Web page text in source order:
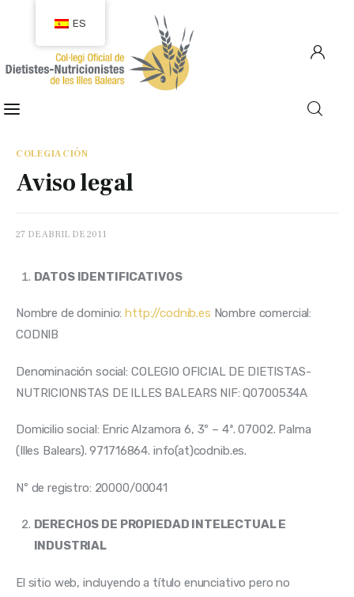
COLEGIADOS
EMPLEO
CIUDADANÍA
RECURSOS
TRANSPARENCIA
COLEGIACIÓN
Aviso legal
27 DE ABRIL DE 2011
DATOS IDENTIFICATIVOS
Nombre de dominio: http://codnib.es Nombre comercial:
CODNIB
Denominación social: COLEGIO OFICIAL DE DIETISTAS-
NUTRICIONISTAS DE ILLES BALEARS NIF: Q0700534A
Domicilio social: Enric Alzamora 6, 3º – 4ª. 07002. Palma
(Illes Balears). 971716864. info(at)codnib.es.
Nº de registro: 20000/00041
DERECHOS DE PROPIEDAD INTELECTUAL E
INDUSTRIAL
El sitio web, incluyendo a título enunciativo pero no
ES